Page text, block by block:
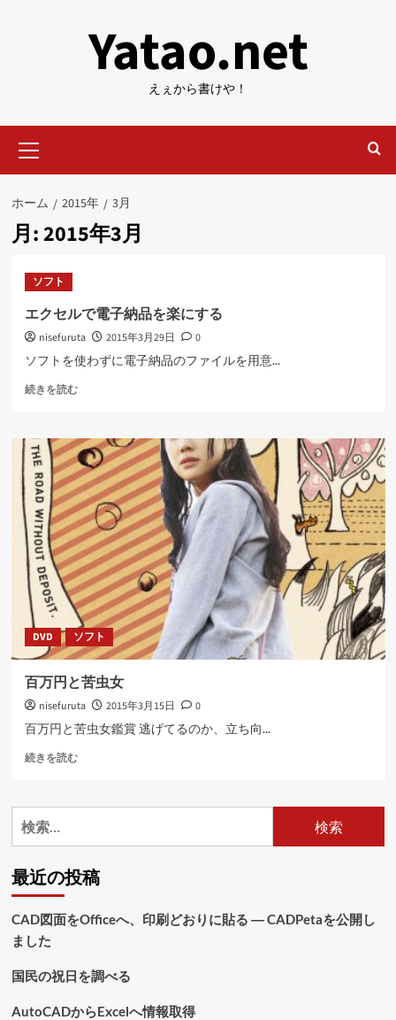
Yatao.net
えぇから書けや！
イ
ン
ニ
ュ
ホーム 2015年 3月
月:2015年3月
ソフト
エクセルで電子納品を楽にする
nisefuruta 2015年3月29日
0
ソフトを使わずに電子納品のファイルを用意...
続きを読むエ
ル
で
電
子
納
品
を
楽
に
す
る
に
つ
い
て
さ
ら
に
む
DVD ソフト
百万円と苦虫女
nisefuruta 2015年3月15日
0
百万円と苦虫女鑑賞 逃げてるのか、立ち向...
続きを読む百
と
に
つ
て
に
む
検
索:
最近の投稿
CAD図面をOfficeへ、印刷どおりに貼る ― CADPetaを公開し
ました
国民の祝日を調べる
AutoCADからExcelへ情報取得